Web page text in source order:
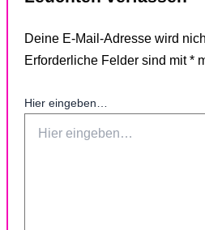
Deine E-Mail-Adresse wird
Erforderliche Felder sind mit*
Hier eingeben…